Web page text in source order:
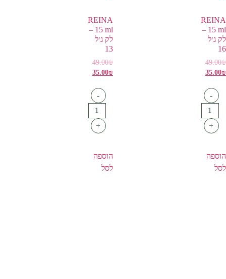
REINA
15 ml –
לק ג׳ל
16
49.00₪
35.00₪
-
+
הוספה
לסל
REINA
15 ml –
לק ג׳ל
13
49.00₪
35.00₪
-
+
הוספה
לסל